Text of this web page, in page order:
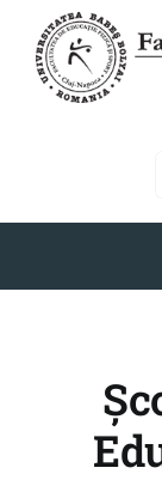
content
Învățământ
Admitere